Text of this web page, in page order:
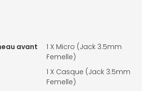
avant 1 X Micro (Jack 3.5mm
Femelle)
1 X Casque (Jack 3.5mm
Femelle)